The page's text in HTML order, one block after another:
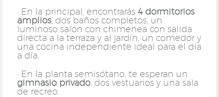
· En la principal, encontrarás 4 dormitorios
amplios , dos baños completos, un
luminoso salón con chimenea con salida
directa a la terraza y al jardín, un comedor y
una cocina independiente ideal para el día
a día.
· En la planta semisótano, te esperan un
gimnasio privado , dos vestuarios y una sala
de recreo.